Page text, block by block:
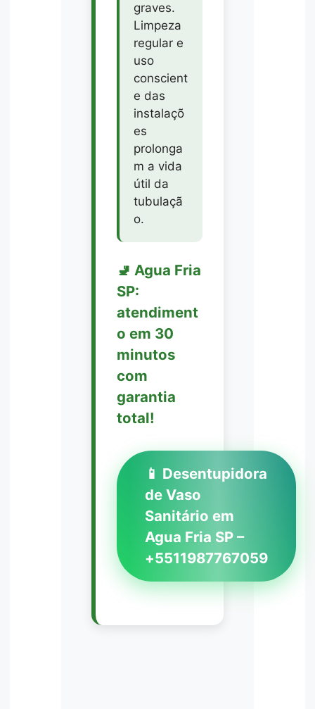
graves.
Limpeza
regular e
uso
conscient
e das
instalaçõ
es
prolonga
m a vida
útil da
tubulaçã
o.
🚽 Agua Fria
SP:
atendiment
o em 30
minutos
com
garantia
total!
📱 Desentupidora
de Vaso
Sanitário em
Agua Fria SP –
+5511987767059